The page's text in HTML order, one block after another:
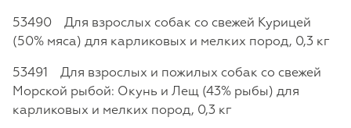
53490 Для взрослых собак со свежей Курицей
(50% мяса) для карликовых и мелких пород, 0,3 кг
53491 Для взрослых и пожилых собак со свежей
Морской рыбой: Окунь и Лещ (43% рыбы) для
карликовых и мелких пород, 0,3 кг